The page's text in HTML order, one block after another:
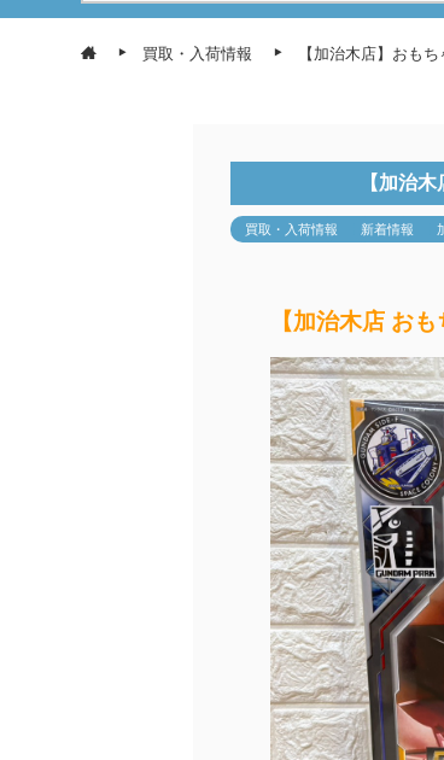
買取・入荷情報 【加治木店】おも
【加治
買取・入荷情報 新着情報
【加治木店 お